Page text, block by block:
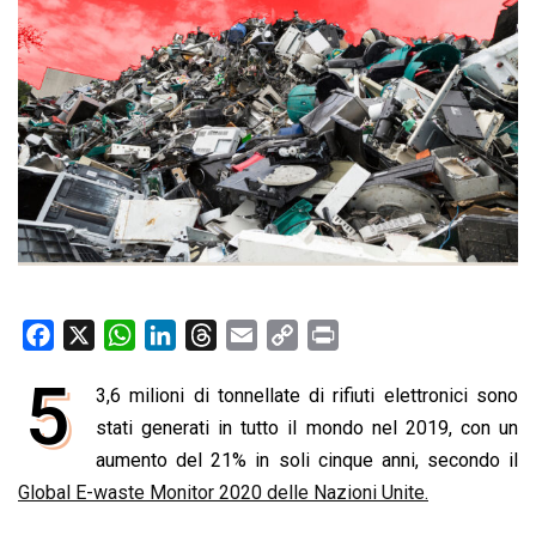
c
e
o
W
a
s
A
n
k
e
d
r
e
a
d
a
i
l
p
y
L
i
i
n
t
5
3,6 milioni di tonnellate di rifiuti elettronici sono
stati generati in tutto il mondo nel 2019, con un
aumento del 21% in soli cinque anni, secondo il
Global E-waste Monitor 2020 delle Nazioni Unite.